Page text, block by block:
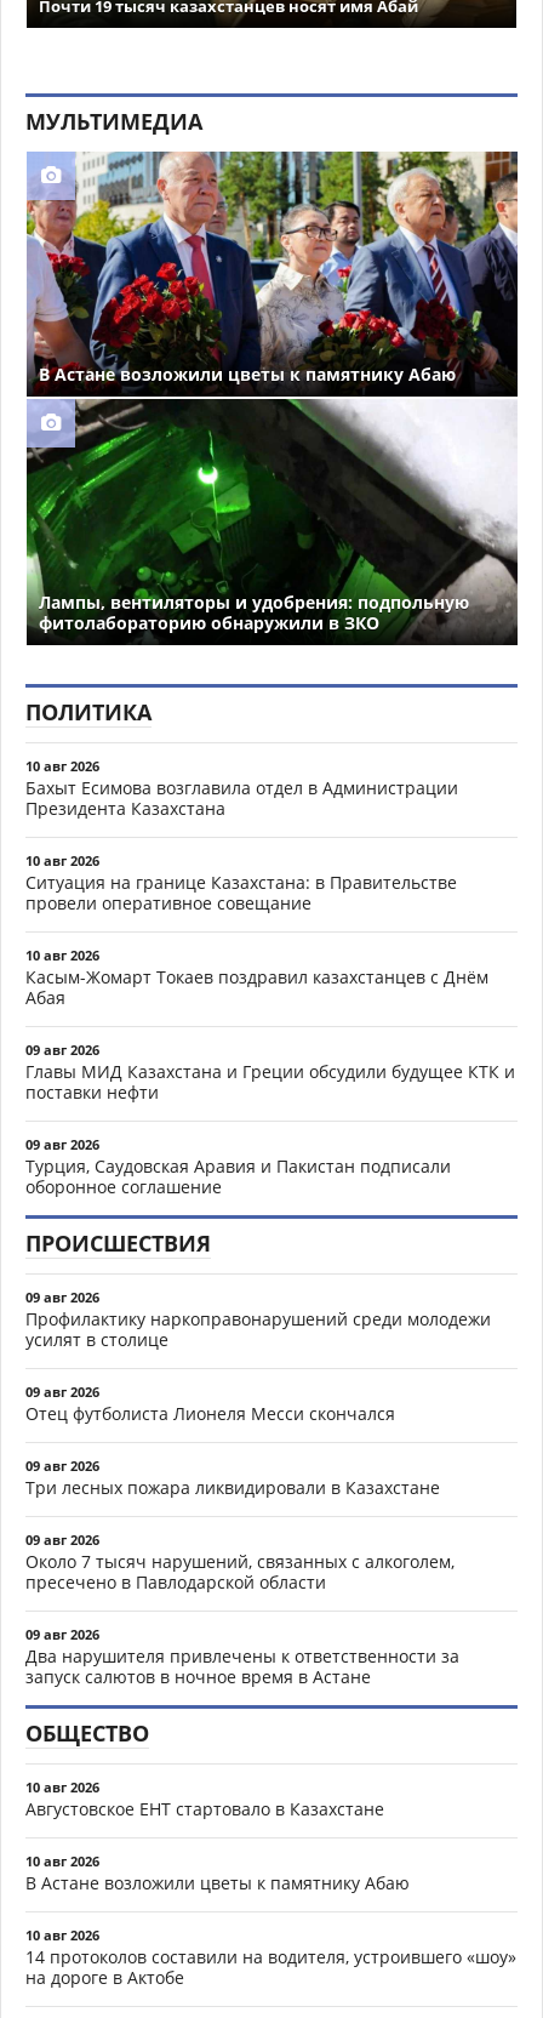
Почти 19 тысяч казахстанцев носят имя Абай
МУЛЬТИМЕДИА
В Астане возложили цветы к памятнику Абаю
Лампы, вентиляторы и удобрения: подпольную
фитолабораторию обнаружили в ЗКО
ПОЛИТИКА
10 авг 2026
Бахыт Есимова возглавила отдел в Администрации
Президента Казахстана
10 авг 2026
Ситуация на границе Казахстана: в Правительстве
провели оперативное совещание
10 авг 2026
Касым-Жомарт Токаев поздравил казахстанцев с Днём
Абая
09 авг 2026
Главы МИД Казахстана и Греции обсудили будущее КТК и
поставки нефти
09 авг 2026
Турция, Саудовская Аравия и Пакистан подписали
оборонное соглашение
ПРОИСШЕСТВИЯ
09 авг 2026
Профилактику наркоправонарушений среди молодежи
усилят в столице
09 авг 2026
Отец футболиста Лионеля Месси скончался
09 авг 2026
Три лесных пожара ликвидировали в Казахстане
09 авг 2026
Около 7 тысяч нарушений, связанных с алкоголем,
пресечено в Павлодарской области
09 авг 2026
Два нарушителя привлечены к ответственности за
запуск салютов в ночное время в Астане
ОБЩЕСТВО
10 авг 2026
Августовское ЕНТ стартовало в Казахстане
10 авг 2026
В Астане возложили цветы к памятнику Абаю
10 авг 2026
14 протоколов составили на водителя, устроившего «шоу»
на дороге в Актобе